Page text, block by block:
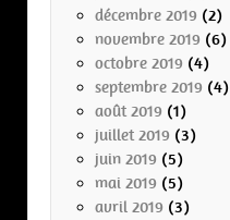
décembre 2019 (2)
novembre 2019 (6)
octobre 2019 (4)
septembre 2019 (4)
août 2019 (1)
juillet 2019 (3)
juin 2019 (5)
mai 2019 (5)
avril 2019 (3)